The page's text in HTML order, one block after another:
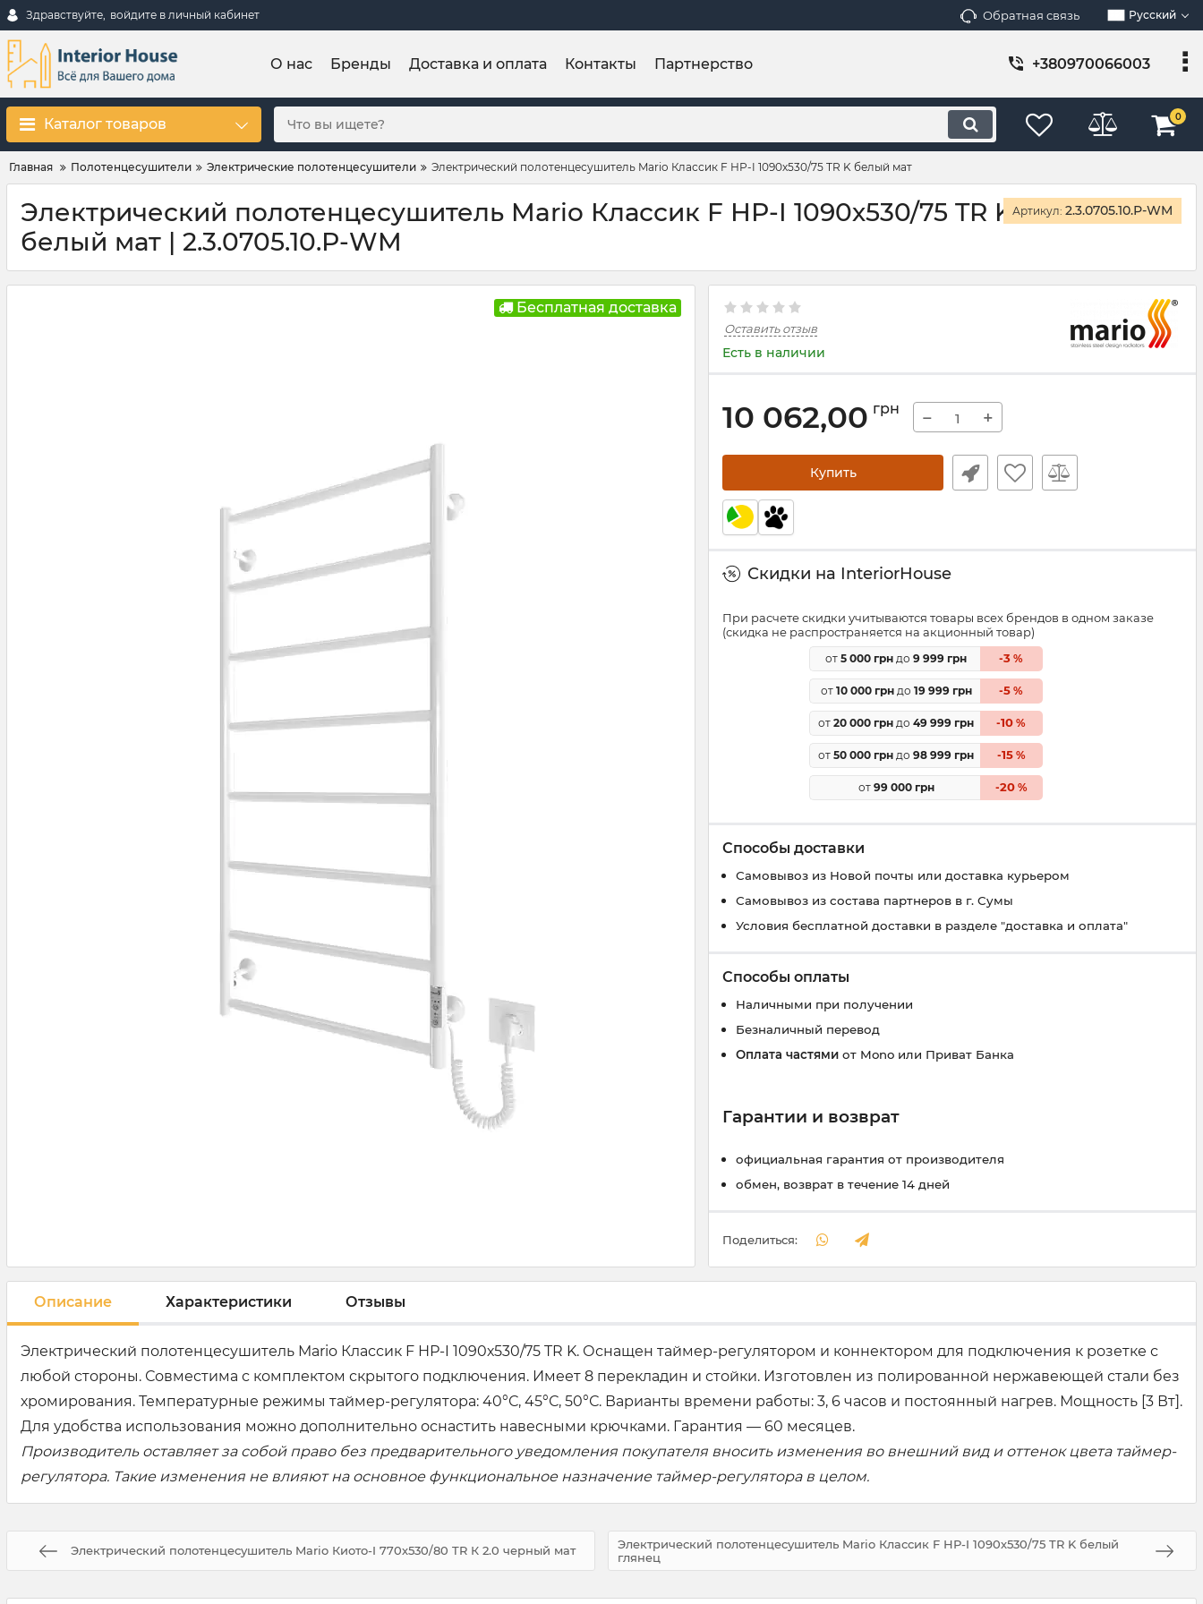
Здравствуйте, войдите в личный кабинет Обратная связь Русский
О нас Бренды Доставка и оплата Контакты Партнерство +380970066003
Каталог товаров 0
Главная Полотенцесушители Электрические полотенцесушители Электрический полотенцесушитель Mario Классик F НР-I 1090х530/75 TR K белый мат
Электрический полотенцесушитель Mario Классик F НР-I 1090х530/75 TR K
белый мат | 2.3.0705.10.Р-WM
Артикул: 2.3.0705.10.Р-WM
Бесплатная доставка
Оставить отзыв
Есть в наличии
10 062,00 грн − +
Купить
Скидки на InteriorHouse
При расчете скидки учитываются товары всех брендов в одном заказе
(скидка не распространяется на акционный товар)
от 5 000 грн до 9 999 грн -3 %
от 10 000 грндо 19 999 грн -5 %
от 20 000 грн до 49 999 грн -10 %
от 50 000 грн до 98 999 грн -15%
от 99 000 грн -20%
Способы доставки
Самовывоз из Новой почты или доставка курьером
Самовывоз из состава партнеров в г. Сумы
Условия бесплатной доставки в разделе "доставка и оплата"
Способы оплаты
Наличными при получении
Безналичный перевод
Оплата частями от Mono или Приват Банка
Гарантии и возврат
официальная гарантия от производителя
обмен, возврат в течение 14 дней
Поделиться:
Описание Характеристики Отзывы
Электрический полотенцесушитель Mario Классик F НР-I 1090х530/75 TR K. Оснащен таймер-регулятором и коннектором для подключения к розетке с
любой стороны. Совместима с комплектом скрытого подключения. Имеет 8 перекладин и стойки. Изготовлен из полированной нержавеющей стали без
хромирования. Температурные режимы таймер-регулятора: 40°С, 45°С, 50°С. Варианты времени работы: 3, 6 часов и постоянный нагрев. Мощность [3 Вт].
Для удобства использования можно дополнительно оснастить навесными крючками. Гарантия — 60 месяцев.
Производитель оставляет за собой право без предварительного уведомления покупателя вносить изменения во внешний вид и оттенок цвета таймер-
регулятора. Такие изменения не влияют на основное функциональное назначение таймер-регулятора в целом.
Электрический полотенцесушитель Mario Киото-I 770х530/80 TR К 2.0 черный мат
Электрический полотенцесушитель Mario Классик F НР-I 1090х530/75 TR K белый
глянец